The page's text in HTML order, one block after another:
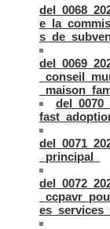
_principal_